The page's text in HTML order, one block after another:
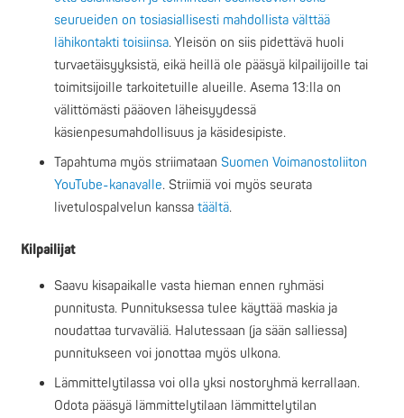
seurueiden on tosiasiallisesti mahdollista välttää
lähikontakti toisiinsa. Yleisön on siis pidettävä huoli
turvaetäisyyksistä, eikä heillä ole pääsyä kilpailijoille tai
toimitsijoille tarkoitetuille alueille. Asema 13:lla on
välittömästi pääoven läheisyydessä
käsienpesumahdollisuus ja käsidesipiste.
Tapahtuma myös striimataan Suomen Voimanostoliiton
YouTube-kanavalle. Striimiä voi myös seurata
livetulospalvelun kanssa täältä.
Kilpailijat
Saavu kisapaikalle vasta hieman ennen ryhmäsi
punnitusta. Punnituksessa tulee käyttää maskia ja
noudattaa turvaväliä. Halutessaan (ja sään salliessa)
punnitukseen voi jonottaa myös ulkona.
Lämmittelytilassa voi olla yksi nostoryhmä kerrallaan.
Odota pääsyä lämmittelytilaan lämmittelytilan